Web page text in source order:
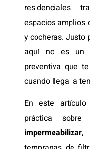
residenciales
espacios amplios
y cocheras. Justo
aquí no es un
preventiva que
cuando llega la
En este
práctica sobre
impermeabilizar,